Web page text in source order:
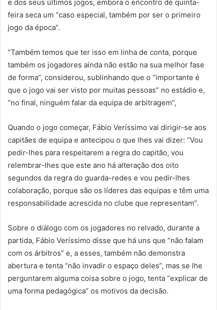
e dos seus últimos jogos, embora o encontro de quinta-
feira seca um “caso especial, também por ser o primeiro
jogo da época”.
“Também temos que ter isso em linha de conta, porque
também os jogadores ainda não estão na sua melhor fase
de forma”, considerou, sublinhando que o “importante é
que o jogo vai ser visto por muitas pessoas” no estádio e,
“no final, ninguém falar da equipa de arbitragem”,
Quando o jogo começar, Fábio Veríssimo vai dirigir-se aos
capitães de equipa e antecipou o que lhes vai dizer: “Vou
pedir-lhes para respeitarem a regra do capitão, vou
relembrar-lhes que este ano há alteração dos oito
segundos da regra do guarda-redes e vou pedir-lhes
colaboração, porque são os líderes das equipas e têm uma
responsabilidade acrescida no clube que representam”.
Sobre o diálogo com os jogadores no relvado, durante a
partida, Fábio Veríssimo disse que há uns que “não falam
com os árbitros” e, a esses, também não demonstra
abertura e tenta “não invadir o espaço deles”, mas se lhe
perguntarem alguma coisa sobre o jogo, tenta “explicar de
uma forma pedagógica” os motivos da decisão.